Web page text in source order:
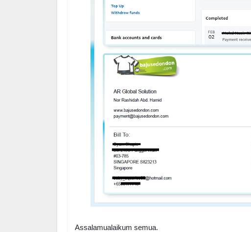
Assalamualaikum semua.